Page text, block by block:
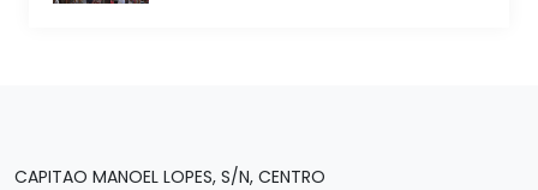
CAPITAO MANOEL LOPES, S/N, CENTRO